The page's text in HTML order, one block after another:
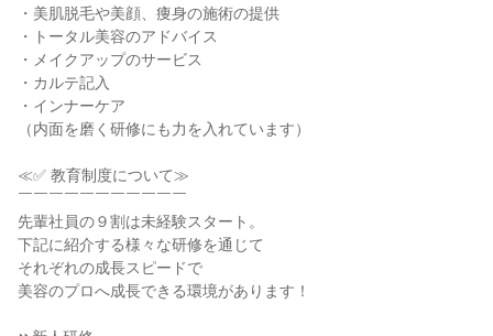
・美肌脱毛や美顔、痩身の施術の提供
・トータル美容のアドバイス
・メイクアップのサービス
・カルテ記入
・インナーケア
（内面を磨く研修にも力を入れています）
≪✅ 教育制度について≫
￣￣￣￣￣￣￣￣￣￣￣
先輩社員の９割は未経験スタート。
下記に紹介する様々な研修を通じて
それぞれの成長スピードで
美容のプロへ成長できる環境があります！